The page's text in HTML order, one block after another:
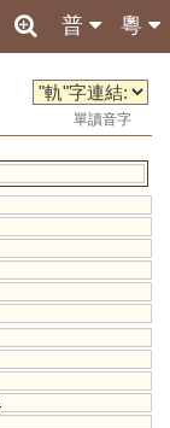
粵
普
單讀音字